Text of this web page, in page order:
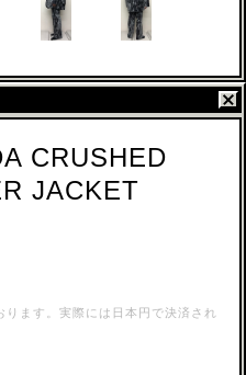
CRUSHED
JACKET
ます。実際には日本円で決済され